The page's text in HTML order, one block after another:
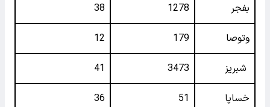
بفجر 1278
38
وتوصا 179
12
شبریز 3473
41
خساپا 51
36